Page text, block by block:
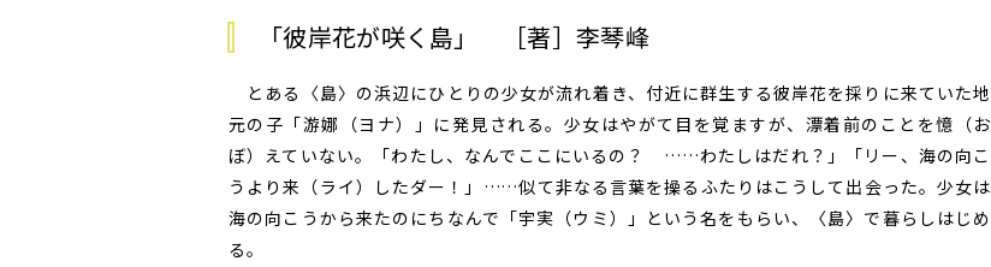
「彼岸花が咲く島」 ［著］李琴峰
とある〈島〉の浜辺にひとりの少女が流れ着き、付近に群生する彼岸花を採りに来ていた地
元の子「游娜（ヨナ）」に発見される。少女はやがて目を覚ますが、漂着前のことを憶（お
ぼ）えていない。「わたし、なんでここにいるの？ ……わたしはだれ？」「リー、海の向こ
うより来（ライ）したダー！」……似て非なる言葉を操るふたりはこうして出会った。少女は
海の向こうから来たのにちなんで「宇実（ウミ）」という名をもらい、〈島〉で暮らしはじめ
る。